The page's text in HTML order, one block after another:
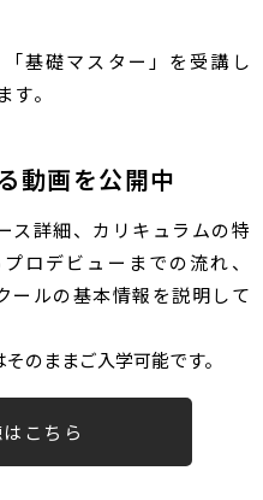
基礎マスター」を受講し
。
動画を公開中
ス詳細、カリキュラムの特
ロデビューまでの流れ、
ールの基本情報を説明して
のままご入学可能です。
こちら​​